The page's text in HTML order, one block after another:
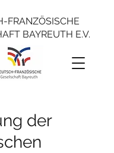
FRANZÖSISCHE
BAYREUTH E.V.
der